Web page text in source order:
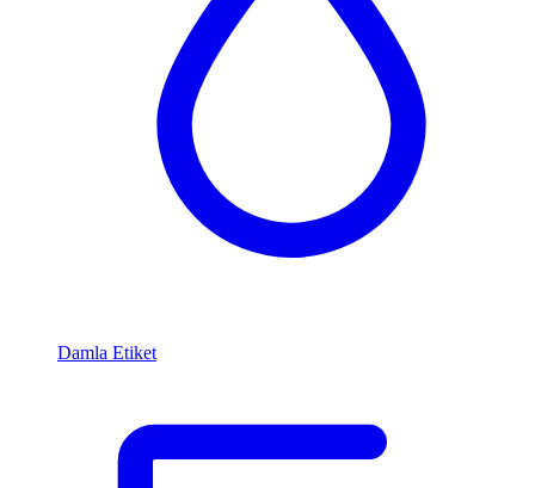
Damla Etiket